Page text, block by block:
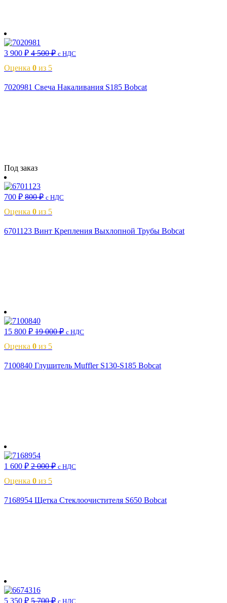
3 900 ₽ 4 500₽ с НДС
Оценка 0 из 5
7020981 Свеча Накаливания S185 Bobcat
Под заказ
700 ₽ 800₽ с НДС
Оценка 0 из 5
6701123 Винт Крепления Выхлопной Трубы Bobcat
15 800 ₽ 19 000₽ с НДС
Оценка 0 из 5
7100840 Глушитель Muffler S130-S185 Bobcat
1 600 ₽ 2 000₽ с НДС
Оценка 0 из 5
7168954 Щетка Стеклоочистителя S650 Bobcat
5 350 ₽ 5 700₽ с НДС